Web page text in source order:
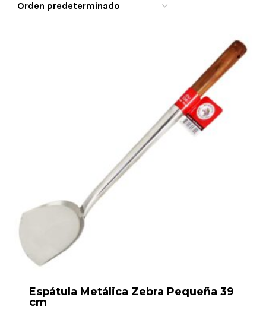
Espátula Metálica Zebra Pequeña 39
cm